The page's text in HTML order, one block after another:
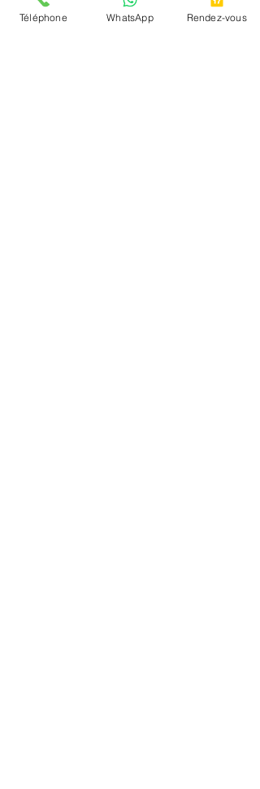
communication de leur
Téléphone WhatsApp Rendez-vous